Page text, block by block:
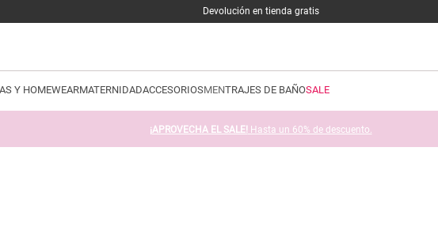
Devolución en tienda gratis
Y HOMEWEARMATERNIDADACCESORIOSMENTRAJES DE BAÑOSALE
¡APROVECHA EL SALE! Hasta un 60% de descuento.